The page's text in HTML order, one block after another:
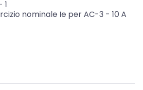
1
nominale Ie per AC-3 - 10 A